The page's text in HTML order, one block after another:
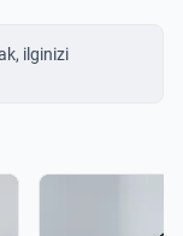
ilginizi